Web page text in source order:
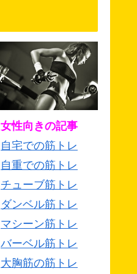
女性向きの記事
自宅での筋トレ
自重での筋トレ
チューブ筋トレ
ダンベル筋トレ
マシーン筋トレ
バーベル筋トレ
大胸筋の筋トレ